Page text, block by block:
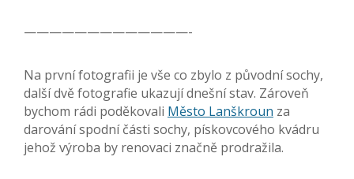
—————————————-
Na první fotografii je vše co zbylo z původní sochy,
další dvě fotografie ukazují dnešní stav. Zároveň
bychom rádi poděkovali Město Lanškroun za
darování spodní části sochy, pískovcového kvádru
jehož výroba by renovaci značně prodražila.